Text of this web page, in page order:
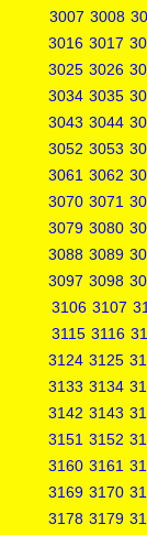
3007 3008
3016 3017
3025 3026
3034 3035
3043 3044
3052 3053
3061 3062
3070 3071
3079 3080
3088 3089
3097 3098
3106 3107
3115 3116
3124 3125
3133 3134
3142 3143
3151 3152
3160 3161
3169 3170
3178 3179